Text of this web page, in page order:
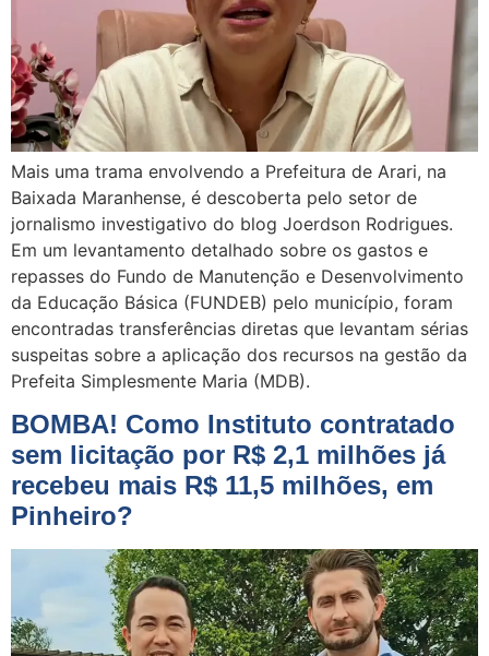
Mais uma trama envolvendo a Prefeitura de Arari, na
Baixada Maranhense, é descoberta pelo setor de
jornalismo investigativo do blog Joerdson Rodrigues.
Em um levantamento detalhado sobre os gastos e
repasses do Fundo de Manutenção e Desenvolvimento
da Educação Básica (FUNDEB) pelo município, foram
encontradas transferências diretas que levantam sérias
suspeitas sobre a aplicação dos recursos na gestão da
Prefeita Simplesmente Maria (MDB).
BOMBA! Como Instituto contratado
sem licitação por R$ 2,1 milhões já
recebeu mais R$ 11,5 milhões, em
Pinheiro?